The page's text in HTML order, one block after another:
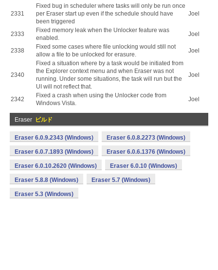
2331
Fixed bug in scheduler where tasks will only be run once
per Eraser start up even if the schedule should have
been triggered
Joel
2333
Fixed memory leak when the Unlocker feature was
enabled.
Joel
2338
Fixed some cases where file unlocking would still not
allow a file to be unlocked for erasure.
Joel
2340
Fixed a situation where by a task would be initiated from
the Explorer context menu and when Eraser was not
running. Under some situations, the task will run but the
UI will not reflect that.
Joel
2342
Fixed a crash when using the Unlocker code from
Windows Vista.
Joel
Eraser ビルド
Eraser 6.0.9.2343 (Windows) Eraser 6.0.8.2273 (Windows)
Eraser 6.0.7.1893 (Windows) Eraser 6.0.6.1376 (Windows)
Eraser 6.0.10.2620 (Windows) Eraser 6.0.10 (Windows)
Eraser 5.8.8 (Windows) Eraser 5.7 (Windows)
Eraser 5.3 (Windows)